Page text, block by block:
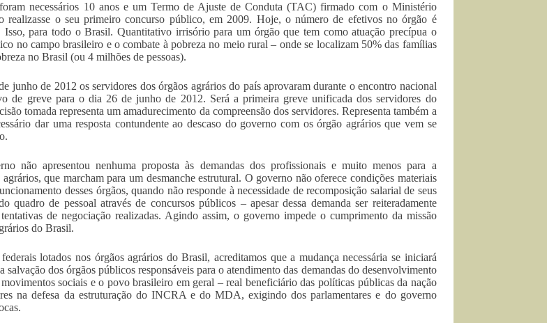
necessários 10 anos e um Termo de Ajuste de Conduta (TAC) firmado com o Ministério
realizasse o seu primeiro concurso público, em 2009. Hoje, o número de efetivos no órgão é
para todo o Brasil. Quantitativo irrisório para um órgão que tem como atuação precípua o
no campo brasileiro e o combate à pobreza no meio rural – onde se localizam 50% das famílias
no Brasil (ou 4 milhões de pessoas).
junho de 2012 os servidores dos órgãos agrários do país aprovaram durante o encontro nacional
de greve para o dia 26 de junho de 2012. Será a primeira greve unificada dos servidores do
tomada representa um amadurecimento da compreensão dos servidores. Representa também a
dar uma resposta contundente ao descaso do governo com os órgão agrários que vem se
não apresentou nenhuma proposta às demandas dos profissionais e muito menos para a
agrários, que marcham para um desmanche estrutural. O governo não oferece condições materiais
desses órgãos, quando não responde à necessidade de recomposição salarial de seus
quadro de pessoal através de concursos públicos – apesar dessa demanda ser reiteradamente
de negociação realizadas. Agindo assim, o governo impede o cumprimento da missão
do Brasil.
lotados nos órgãos agrários do Brasil, acreditamos que a mudança necessária se iniciará
salvação dos órgãos públicos responsáveis para o atendimento das demandas do desenvolvimento
sociais e o povo brasileiro em geral – real beneficiário das políticas públicas da nação
na defesa da estruturação do INCRA e do MDA, exigindo dos parlamentares e do governo